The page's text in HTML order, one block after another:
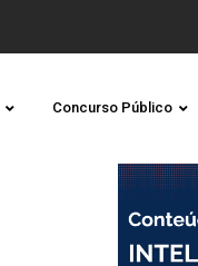
Concurso Público